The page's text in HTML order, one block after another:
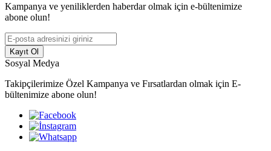
Kampanya ve yeniliklerden haberdar olmak için e-bültenimize
abone olun!
Kayıt Ol
Sosyal Medya
Takipçilerimize Özel Kampanya ve Fırsatlardan olmak için E-
bültenimize abone olun!